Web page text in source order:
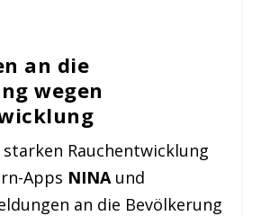
an die
wegen
Rauchentwicklung
Apps NINA und
an die Bevölkerung